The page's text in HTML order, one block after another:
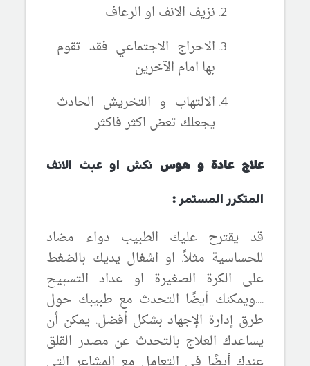
نزيف الانف او الرعاف
الاحراج الاجتماعي فقد تقوم
بها امام الآخرين
الالتهاب و التخريش الحادث
يجعلك تعض اكثر فاكثر
علاج عادةو هوس نكش او عبث الانف
المتكرر المستمر :
قد يقترح عليك الطبيب دواء مضاد
للحساسية مثلاً. او اشغال يديك بالضغط
على الكرة الصغيرة او عداد التسبيح
....ويمكنك أيضًا التحدث مع طبيبك حول
طرق إدارة الإجهاد بشكل أفضل. يمكن أن
يساعدك العلاج بالتحدث عن مصدر القلق